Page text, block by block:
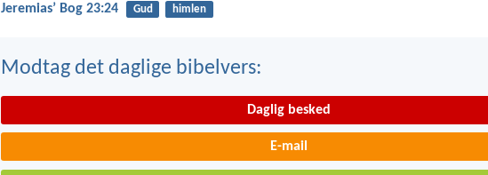
Jeremiasʼ Bog 23:24 Gud himlen
Modtag det daglige bibelvers:
Daglig besked
E-mail